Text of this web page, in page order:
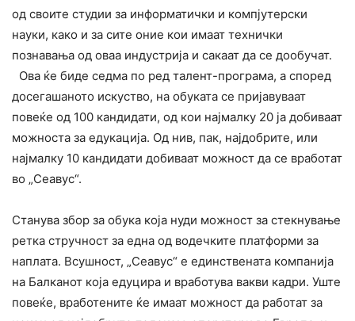
од своите студии за информатички и компјутерски
науки, како и за сите оние кои имаат технички
познавања од оваа индустрија и сакаат да се дообучат.
Ова ќе биде седма по ред талент-програма, а според
досегашаното искуство, на обуката се пријавуваат
повеќе од 100 кандидати, од кои најмалку 20 ја добиваат
можноста за едукација. Од нив, пак, најдобрите, или
најмалку 10 кандидати добиваат можност да се вработат
во „Сеавус“.
Станува збор за обука која нуди можност за стекнување
ретка стручност за една од водечките платформи за
наплата. Всушност, „Сеавус“ е единствената компанија
на Балканот која едуцира и вработува вакви кадри. Уште
повеќе, вработените ќе имаат можност да работат за